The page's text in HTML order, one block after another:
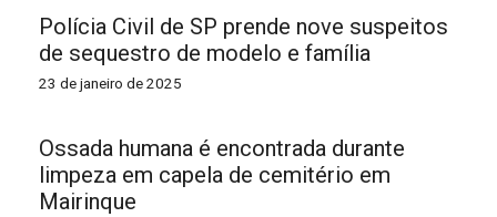
Polícia Civil de SP prende nove suspeitos
de sequestro de modelo e família
23 de janeiro de 2025
Ossada humana é encontrada durante
limpeza em capela de cemitério em
Mairinque